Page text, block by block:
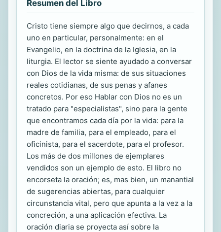
Resumen del Libro
Cristo tiene siempre algo que decirnos, a cada
uno en particular, personalmente: en el
Evangelio, en la doctrina de la Iglesia, en la
liturgia. El lector se siente ayudado a conversar
con Dios de la vida misma: de sus situaciones
reales cotidianas, de sus penas y afanes
concretos. Por eso Hablar con Dios no es un
tratado para "especialistas", sino para la gente
que encontramos cada día por la vida: para la
madre de familia, para el empleado, para el
oficinista, para el sacerdote, para el profesor.
Los más de dos millones de ejemplares
vendidos son un ejemplo de esto. El libro no
encorseta la oración; es, mas bien, un manantial
de sugerencias abiertas, para cualquier
circunstancia vital, pero que apunta a la vez a la
concreción, a una aplicación efectiva. La
oración diaria se proyecta así sobre la